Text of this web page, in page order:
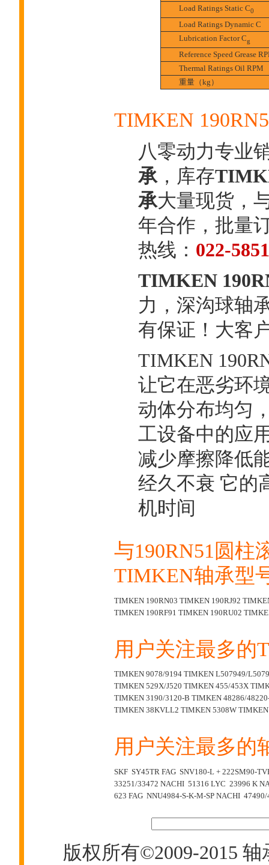
Load Ratings Static C0
Load Ratings Dynamic C
Lubrication Factor Cg
Reference Speed Grease
Thermal Ratings Oil RPM
重量（kg）
TIMKEN
八零动力专业
承，库存
承大量现货，
年合作，批量
热线： 022-
TIMKEN
力，深沟球轴
有保证！大客
TIMKEN
让它在恶劣环
动体分布均匀
工设备中的应
减少摩擦降低
经久不衰 它的
机时间
与190RN51圆柱
TIMKEN轴承型
TIMKEN 190RN03 TIMKEN 190RJ92
TIMKEN 190RF91 TIMKEN 190RU02
用户关注最多的
TIMKEN 9078/9194 TIMKEN L507949/
TIMKEN 529X/J520 TIMKEN 455/453X
TIMKEN 3190/3120-B TIMKEN 48286/
TIMKEN 38KVLL2 TIMKEN 5308W TIMKEN
用户关注最多的
SKF SY45TR FAG SNV180-L + 222SM90-
33251/33472 NACHI 51316 LYC 23996 K
623 FAG NNU4984-S-K-M-SP NACHI 47490/
版权所有©2009-2015 轴